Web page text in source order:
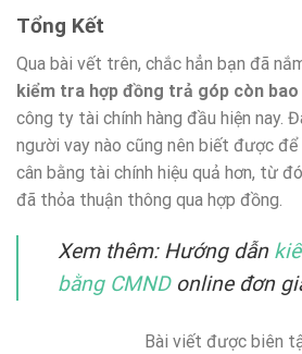
Tổng Kết
Qua bài vết trên, chắc hẳn bạn đã
kiểm tra hợp đồng trả góp còn
công ty tài chính hàng đầu hiện nay.
người vay nào cũng nên biết được để
cân bằng tài chính hiệu quả hơn, từ
đã thỏa thuận thông qua hợp đồng.
Xem thêm: Hướng dẫn
bằng CMNDonline đơn
Bài viết được biên